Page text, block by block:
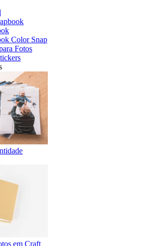
Color Snap
Fotos
em Craft